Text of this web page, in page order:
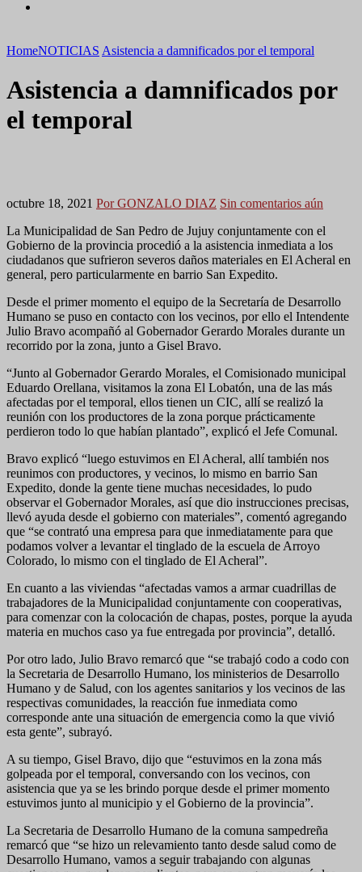
HomeNOTICIAS Asistencia a damnificados por el temporal
Asistencia a damnificados por
el temporal
octubre 18, 2021 Por GONZALO DIAZ Sin comentarios aún
La Municipalidad de San Pedro de Jujuy conjuntamente con el
Gobierno de la provincia procedió a la asistencia inmediata a los
ciudadanos que sufrieron severos daños materiales en El Acheral en
general, pero particularmente en barrio San Expedito.
Desde el primer momento el equipo de la Secretaría de Desarrollo
Humano se puso en contacto con los vecinos, por ello el Intendente
Julio Bravo acompañó al Gobernador Gerardo Morales durante un
recorrido por la zona, junto a Gisel Bravo.
“Junto al Gobernador Gerardo Morales, el Comisionado municipal
Eduardo Orellana, visitamos la zona El Lobatón, una de las más
afectadas por el temporal, ellos tienen un CIC, allí se realizó la
reunión con los productores de la zona porque prácticamente
perdieron todo lo que habían plantado”, explicó el Jefe Comunal.
Bravo explicó “luego estuvimos en El Acheral, allí también nos
reunimos con productores, y vecinos, lo mismo en barrio San
Expedito, donde la gente tiene muchas necesidades, lo pudo
observar el Gobernador Morales, así que dio instrucciones precisas,
llevó ayuda desde el gobierno con materiales”, comentó agregando
que “se contrató una empresa para que inmediatamente para que
podamos volver a levantar el tinglado de la escuela de Arroyo
Colorado, lo mismo con el tinglado de El Acheral”.
En cuanto a las viviendas “afectadas vamos a armar cuadrillas de
trabajadores de la Municipalidad conjuntamente con cooperativas,
para comenzar con la colocación de chapas, postes, porque la ayuda
materia en muchos caso ya fue entregada por provincia”, detalló.
Por otro lado, Julio Bravo remarcó que “se trabajó codo a codo con
la Secretaria de Desarrollo Humano, los ministerios de Desarrollo
Humano y de Salud, con los agentes sanitarios y los vecinos de las
respectivas comunidades, la reacción fue inmediata como
corresponde ante una situación de emergencia como la que vivió
esta gente”, subrayó.
A su tiempo, Gisel Bravo, dijo que “estuvimos en la zona más
golpeada por el temporal, conversando con los vecinos, con
asistencia que ya se les brindo porque desde el primer momento
estuvimos junto al municipio y el Gobierno de la provincia”.
La Secretaria de Desarrollo Humano de la comuna sampedreña
remarcó que “se hizo un relevamiento tanto desde salud como de
Desarrollo Humano, vamos a seguir trabajando con algunas